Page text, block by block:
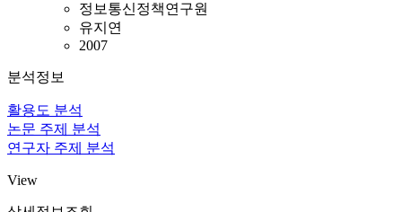
정보통신정책연구원
유지연
2007
분석정보
활용도 분석
논문 주제 분석
연구자 주제 분석
View